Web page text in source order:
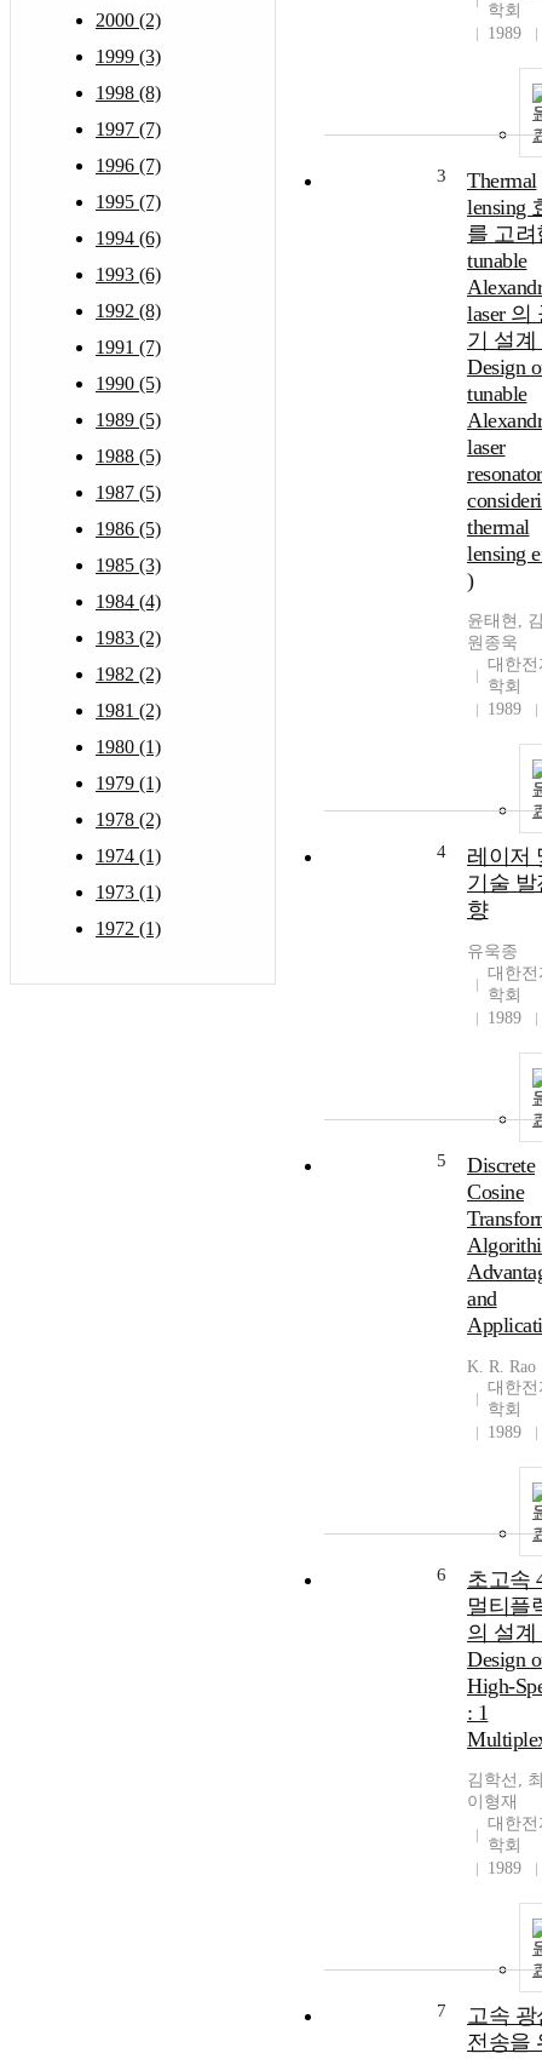
2000 (2)
1999 (3)
1998 (8)
1997 (7)
1996 (7)
1995 (7)
1994 (6)
1993 (6)
1992 (8)
1991 (7)
1990 (5)
1989 (5)
1988 (5)
1987 (5)
1986 (5)
1985 (3)
1984 (4)
1983 (2)
1982 (2)
1981 (2)
1980 (1)
1979 (1)
1978 (2)
1974 (1)
1973 (1)
1972 (1)
학회
1989
3
Thermal
lensing
를 고려
tunable
laser 의
기 설계
Design
tunable
laser
resonator
thermal
lensing
)
윤태현,
원종욱
대한전
학회
1989
4
레이저
기술 발
향
유욱종
대한전
학회
1989
5
Discrete
Cosine
and
K. R. Rao
대한전
학회
1989
6
초고속
멀티플
의 설계
Design
High-
: 1
김학선,
이형재
대한전
학회
1989
7
고속 광
전송을